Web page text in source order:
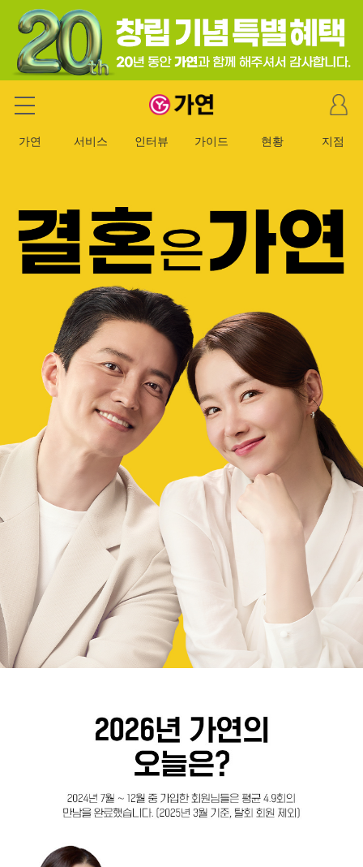
가연 결혼정보회사
마
이
이
가연 서비스 인터뷰 가이드 현황 지점